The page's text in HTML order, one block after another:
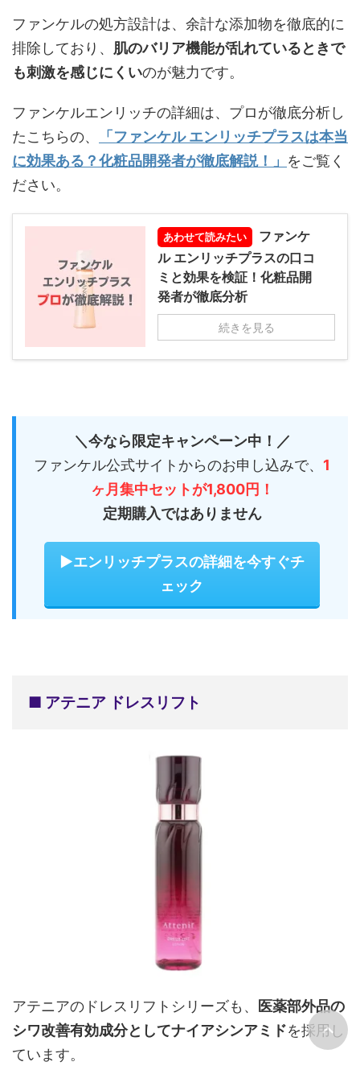
ファンケルの処方設計は、余計な添加物を徹底的に
排除しており、 肌のバリア機能が乱れているときで
も刺激を感じにくいのが魅力です。
ファンケルエンリッチの詳細は、プロが徹底分析し
たこちらの、
「ファンケル エンリッチプラスは本当
に効果ある？化粧品開発者が徹底解説！」 をご覧く
ださい。
あわせて読みたい
ファンケ
ル エンリッチプラスの口コ
ミと効果を検証！化粧品開
発者が徹底分析
続きを見る
＼今なら限定キャンペーン中！／
ファンケル公式サイトからのお申し込みで、 1
ヶ月集中セットが1,800円！
定期購入ではありません
▶エンリッチプラスの詳細を今すぐチ
ェック
■ アテニア ドレスリフト
アテニアのドレスリフトシリーズも、
医薬部外品の
シワ改善有効成分としてナイアシンアミドを採用し
ています。